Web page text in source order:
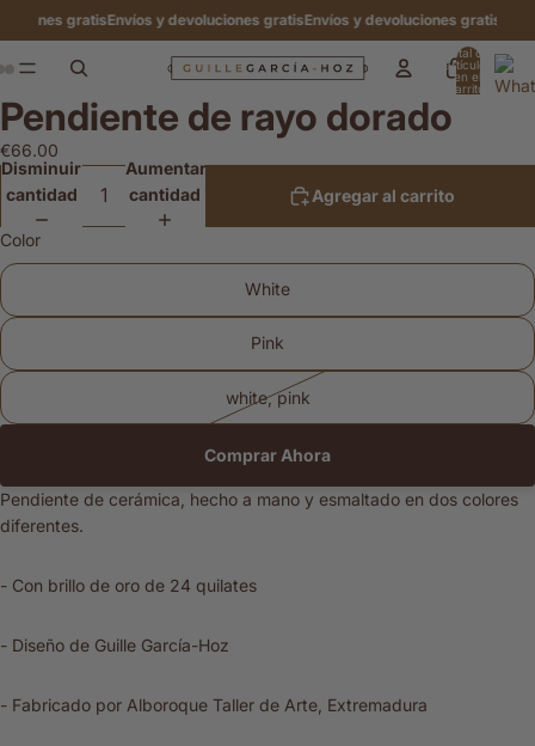
gratisEnvíos y devoluciones gratisEnvíos y devoluciones gratisEnvíos
Total de
artículos
en el
carrito:
Abrir
imagen
a
pantalla
Abrir
imagen
a
pantalla
Abrir
imagen
a
pantalla
Pendiente de rayo dorado
€66.00
Disminuir
cantidad
Aumentar
cantidad
Agregar al carrito
Color
White
Pink
white, pink
Comprar Ahora
Pendiente de cerámica, hecho a mano y esmaltado en dos colores
diferentes.
- Con brillo de oro de 24 quilates
- Diseño de Guille García-Hoz
- Fabricado por Alboroque Taller de Arte, Extremadura